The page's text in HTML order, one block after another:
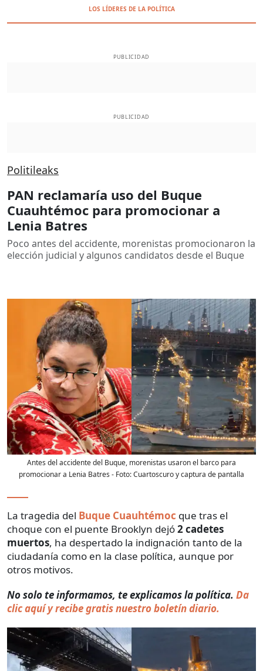
LOS LÍDERES DE LA POLÍTICA
PUBLICIDAD
PUBLICIDAD
Politileaks
PAN reclamaría uso del Buque
Cuauhtémoc para promocionar a
Lenia Batres
Poco antes del accidente, morenistas promocionaron la
elección judicial y algunos candidatos desde el Buque
Antes del accidente del Buque, morenistas usaron el barco para
promocionar a Lenia Batres - Foto:Cuartoscuro y captura de pantalla
La tragedia del Buque Cuauhtémoc que tras el
choque con el puente Brooklyn dejó2 cadetes
muertos, ha despertado la indignación tanto de la
ciudadanía como en la clase política, aunque por
otros motivos.
No solo te informamos, te explicamos la política. Da
clic aquí y recibe gratis nuestro boletín diario.